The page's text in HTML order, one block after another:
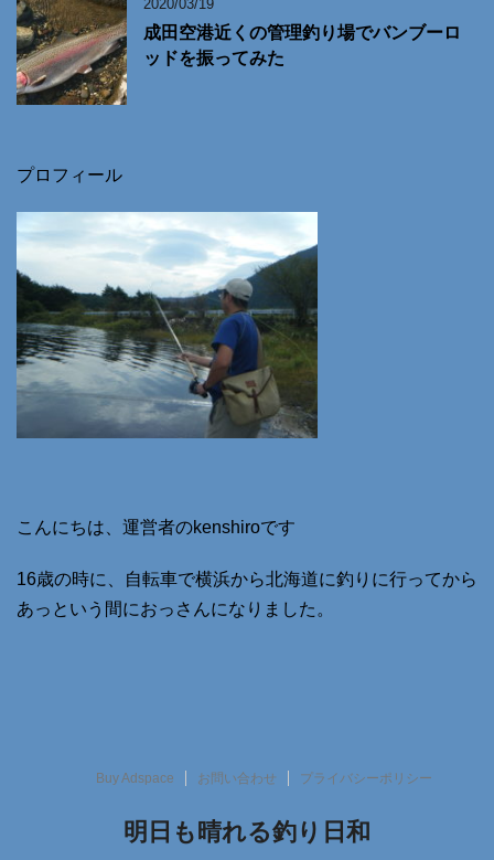
2020/03/19
成田空港近くの管理釣り場でバンブーロ
ッドを振ってみた
プロフィール
こんにちは、運営者のkenshiroです
16歳の時に、自転車で横浜から北海道に釣りに行ってから
あっという間におっさんになりました。
Buy Adspace お問い合わせ プライバシーポリシー
明日も晴れる釣り日和